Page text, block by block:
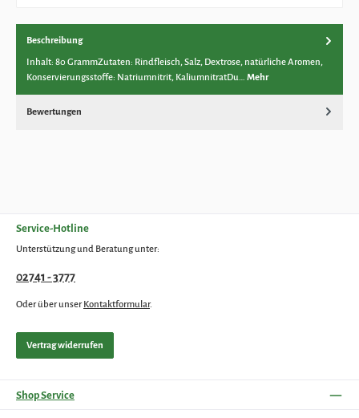
Beschreibung
Inhalt: 80 GrammZutaten: Rindfleisch, Salz, Dextrose, natürliche Aromen,
Konservierungsstoffe: Natriumnitrit, KaliumnitratDu… Mehr
Bewertungen
Service-Hotline
Unterstützung und Beratung unter:
02741 - 3777
Oder über unserKontaktformular.
Vertrag widerrufen
Shop Service